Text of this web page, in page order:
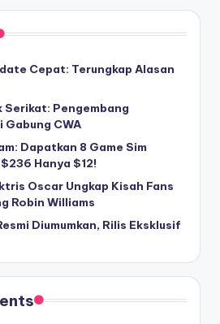
Cepat: Terungkap Alasan
Serikat: Pengembang
Gabung CWA
Dapatkan 8 Game Sim
Hanya $12!
Oscar Ungkap Kisah Fans
Robin Williams
Diumumkan, Rilis Eksklusif